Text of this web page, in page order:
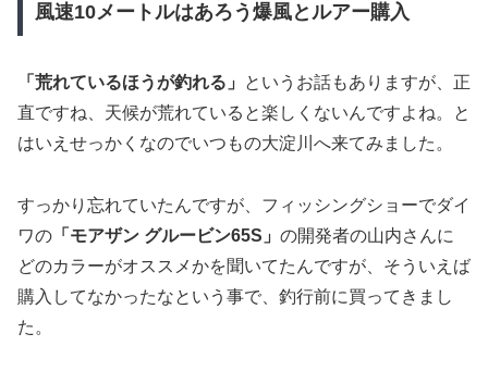
風速10メートルはあろう爆風とルアー購入
「荒れているほうが釣れる」
というお話もありますが、正
直ですね、天候が荒れていると楽しくないんですよね。と
はいえせっかくなのでいつもの大淀川へ来てみました。
すっかり忘れていたんですが、フィッシングショーでダイ
ワの 「モアザン グルービン65S」 の開発者の山内さんに
どのカラーがオススメかを聞いてたんですが、そういえば
購入してなかったなという事で、釣行前に買ってきまし
た。